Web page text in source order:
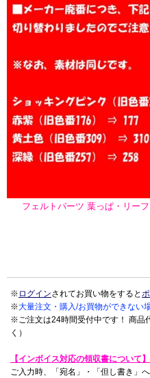
フェルトパーツ 葉っぱ・リー
※ ログインされてお買い物をすると
※大量注文・購入/お買物ができない
※ご注文は24時間受付中です！ 商品
く）
【インボイス対応の領収書について】
ご入力時、「宛名」・「但し書き」